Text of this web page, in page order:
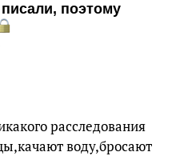
поэтому
расследования
воду,бросают